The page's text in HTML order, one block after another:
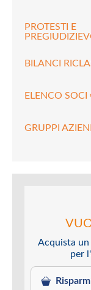
PROTESTI E
BILANCI
ELENCO SOCI
GRUPPI
Acquista
per